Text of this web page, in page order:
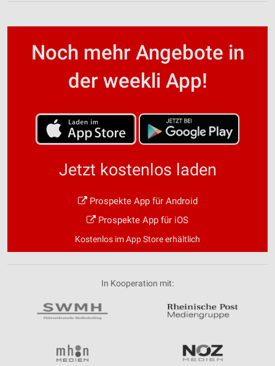
Noch mehr Angebote in
der weekli App!
Jetzt kostenlos laden
Prospekte App für Android
Prospekte App für iOS
Kostenlos im App Store erhältlich
In Kooperation mit: